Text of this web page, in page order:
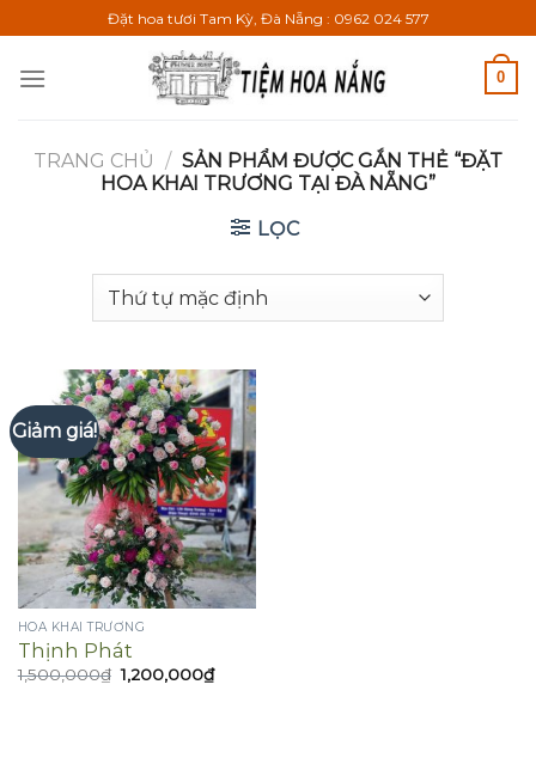
qua
nội
Đặt hoa tươi Tam Kỳ, Đà Nẵng : 0962 024 577
0
TRANG CHỦ / SẢN PHẨM ĐƯỢC GẮN THẺ “ĐẶT
HOA KHAI TRƯƠNG TẠI ĐÀ NẴNG”
LỌC
Giảm giá!
HOA KHAI TRƯƠNG
Thịnh Phát
1,500,000₫ Giá
gốc
1,200,000₫Giá
hiện